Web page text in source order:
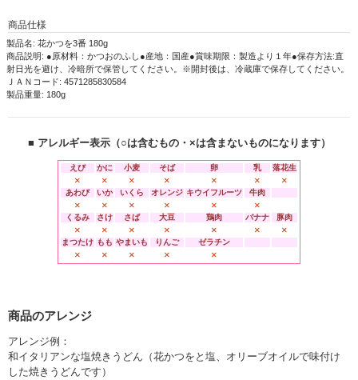
商品仕様
製品名: 花かつを3番 180g
商品説明: ●原材料：かつおのふし●産地：国産●賞味期限：製造より１年●保存方法:直
射日光を避け、冷暗所で保管してください。※開封後は、冷蔵庫で保存してください。
ＪＡＮコード: 4571285830584
製品重量: 180g
■ アレルギー表示（○は含むもの・×は含まないものになります）
えび かに 小麦 そば 卵 乳 落花生
× × × × × × ×
あわび いか いくら オレンジ キウイフルーツ 牛肉
× × × × × ×
くるみ さけ さば 大豆 鶏肉 バナナ 豚肉
× × × × × × ×
まつたけ もも やまいも りんご ゼラチン
× × × × ×
商品のアレンジ
アレンジ例：
和イタリアンな塩焼きうどん（花かつをと塩、オリーブオイルで味付け
した焼きうどんです）